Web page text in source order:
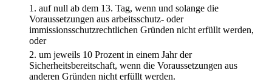
1. auf null ab dem 13. Tag, wenn und solange die
Voraussetzungen aus arbeitsschutz- oder
immissionsschutzrechtlichen Gründen nicht erfüllt werden,
oder
2. um jeweils 10 Prozent in einem Jahr der
Sicherheitsbereitschaft, wenn die Voraussetzungen aus
anderen Gründen nicht erfüllt werden.